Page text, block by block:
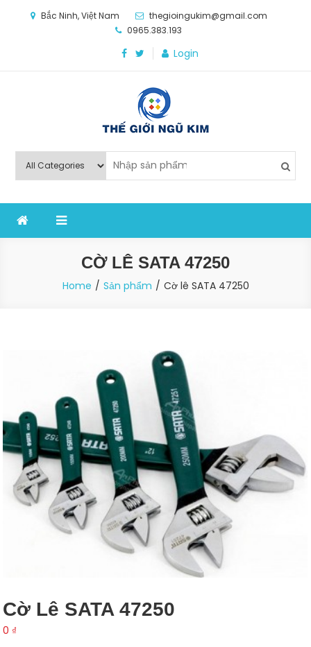
Bắc Ninh, Việt Nam
thegioingukim@gmail.com
0965.383.193
Login
Thế Giới Ngũ Kim
nghiệp sản xuất
CỜ LÊ SATA 47250
Home Sản phẩm Cờ lê SATA 47250
Cờ Lê SATA 47250
0 ₫